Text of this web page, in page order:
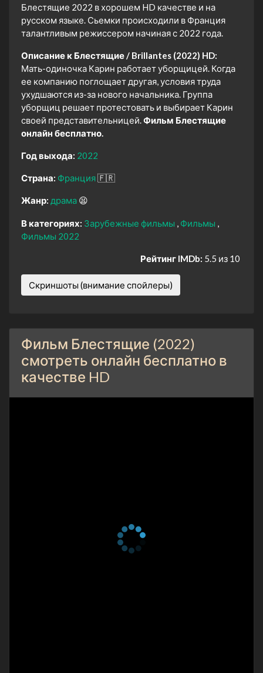
Блестящие 2022 в хорошем HD качестве и на
русском языке. Сьемки происходили в Франция
талантливым режиссером начиная с 2022 года.
Описание к Блестящие / Brillantes (2022) HD:
Мать-одиночка Карин работает уборщицей. Когда
ее компанию поглощает другая, условия труда
ухудшаются из-за нового начальника. Группа
уборщиц решает протестовать и выбирает Карин
своей представительницей. Фильм Блестящие
онлайн бесплатно.
Год выхода: 2022
Страна: Франция🇫🇷
Жанр: драма 😫
В категориях: Зарубежные фильмы
Фильмы
Фильмы 2022
Рейтинг IMDb: 5.5 из 10
Скриншоты (внимание спойлеры)
Фильм Блестящие (2022)
смотреть онлайн бесплатно в
качестве HD